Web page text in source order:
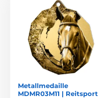
Metallmedaille
MDMR03M11 | Reitsport